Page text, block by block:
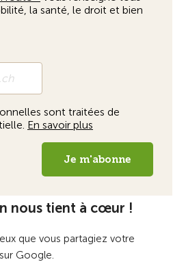
nous tient à cœur !
que vous partagiez votre
Google.